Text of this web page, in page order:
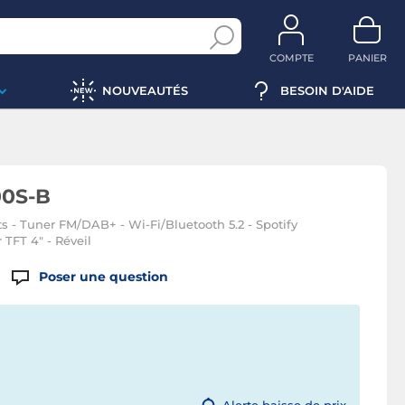
COMPTE PANIER
NOUVEAUTÉS BESOIN D'AIDE
B
- Tuner FM/DAB+ - Wi-Fi/Bluetooth 5.2 - Spotify
4" - Réveil
Poser une question